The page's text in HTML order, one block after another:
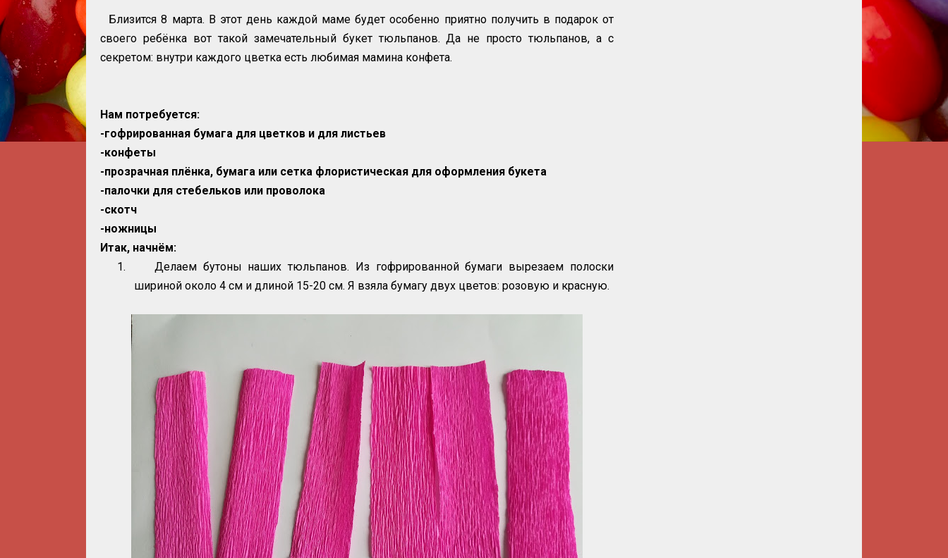
Близится 8 марта. В этот день каждой маме будет особенно приятно получить в подарок от
своего ребёнка вот такой замечательный букет тюльпанов. Да не просто тюльпанов, а с
секретом: внутри каждого цветка есть любимая мамина конфета.
Нам потребуется:
-гофрированная бумага для цветков и для листьев
-конфеты
-прозрачная плёнка, бумага или сетка флористическая для оформления букета
-палочки для стебельков или проволока
-скотч
-ножницы
Итак, начнём:
1.
Делаем бутоны наших тюльпанов. Из гофрированной бумаги вырезаем полоски
шириной около 4 см и длиной 15-20 см. Я взяла бумагу двух цветов: розовую и красную.